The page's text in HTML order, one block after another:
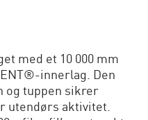
med et 10 000 mm
innerlag. Den
og tuppen sikrer
utendørs aktivitet.